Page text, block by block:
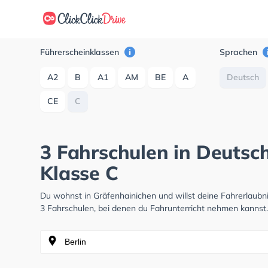
Führerscheinklassen
A2 B A1 AM BE A
CE C
Sprachen
Deutsch
3 Fahrschulen in
Klasse C
Du wohnst in Gräfenhainichen und willst deine
3 Fahrschulen, bei denen du Fahrunterricht nehmen kannst.